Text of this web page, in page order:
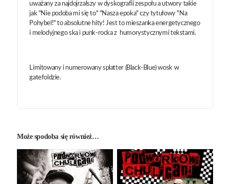
uważany za najdojrzalszy w dyskografii zespołu a utwory takie
jak "Nie podoba mi się to" "Nasza epoka" czy tytułowy "Na
Pohybel!" to absolutne hity! Jest to mieszanka energetycznego
i melodyjnego ska i punk-rocka z humorystycznymi tekstami.
Limitowany i numerowany splatter (Black-Blue) wosk w
gatefoldzie.
Może spodoba się również…